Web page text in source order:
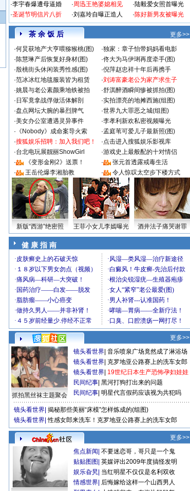
·李宇春爆遭母逼婚
·圣诞节明信片八折
·周迅王艳婆媳相见
·刘嘉玲自曝正造人
·陆毅爱女照首曝光
·陈好新男友被曝光
茶 余 饭 后
更多>>
·何炅获地产大亨喂猕猴桃(图) ·独家：章子怡带妈妈看电影
·陈慧琳产后恢复好身材(图) ·佟大为马伊琍再度牵手(图)
·殷桃街头休闲装秀性感(图) ·倪萍赵忠祥十年后再携手
·范冰冰红地毯服装皆为租赁 ·刘涛富豪老公为家产求生子
·姚晨与老公素颜乘地铁被拍 ·舒淇醉酒瞬间惨被抓拍(图)
· 日军竟拿战俘做活体解剖 ·实拍漂亮的地摊西施(组图)
·盘点网坛大腕的暴烈脾气 ·世界九大罪恶之城(组图)
·美女办公室遭遇灵异事件 ·李孝利新欢私密视频曝光
· 《Nobody》成命案导火索 ·孟庭苇可爱儿子最新照(图)
·搜狐娱乐招聘：加入我们吧！ ·点击进入搜狐娱乐影视库
·台北电玩展靓丽ShowGirl ·游戏史上最般配的十对情侣
·
《变形金刚2》送票！ ·
张元首透露戒毒生活
·
王岳伦爆李湘胎教 · 令人惊叹太空步下楼方式
新版“西游”绝密照 王菲小女儿李嫣曝光 酒井法子痛哭谢罪
健 康 指 南
更多>>
抓拍黑丝袜主题聚会
镜头看世界 音乐喷泉广场竟然成了淋浴场
镜头看世界 克罗地亚公路赛上的洗车女郎
镜头看世界 19世纪日本生产恐怖孕妇娃娃
民间纪事 黑河打狗打出来的问题
民间纪事 明星代言假药应该视为共犯吗
镜头看世界 揭秘那些美丽“床模”怎样炼成的(组图)
镜头看世界 性感女郎来洗车！克罗地亚公路赛上的洗车女郎
更多>>
焦点新闻 不要迷恋哥，哥只是一个鬼
贴贴图图 英媒评出2009年度搞怪发明
娱乐旮旯 当红明星不仅仅是名利双收
情感世界 后悔嫁给这样一个山西男人